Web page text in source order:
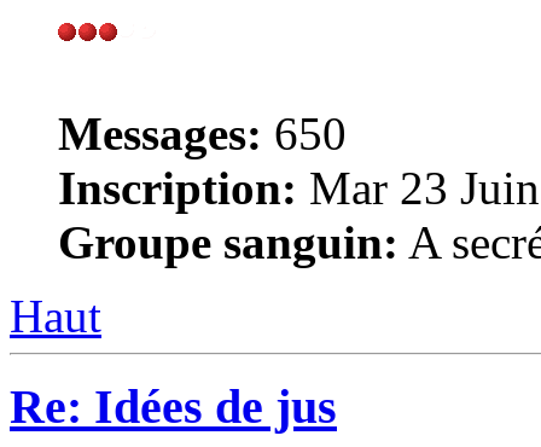
Messages: 650
Inscription: Mar 23
Groupe sanguin: A
Haut
Re: Idées de jus